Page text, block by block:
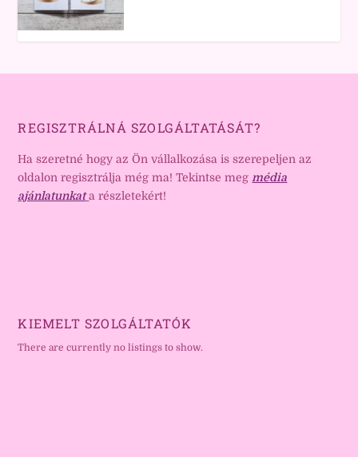
REGISZTRÁLNÁ SZOLGÁLTATÁSÁT?
Ha szeretné hogy az Ön vállalkozása is szerepeljen az
oldalon regisztrálja még ma! Tekintse meg média
ajánlatunkat a részletekért!
KIEMELT SZOLGÁLTATÓK
There are currently no listings to show.